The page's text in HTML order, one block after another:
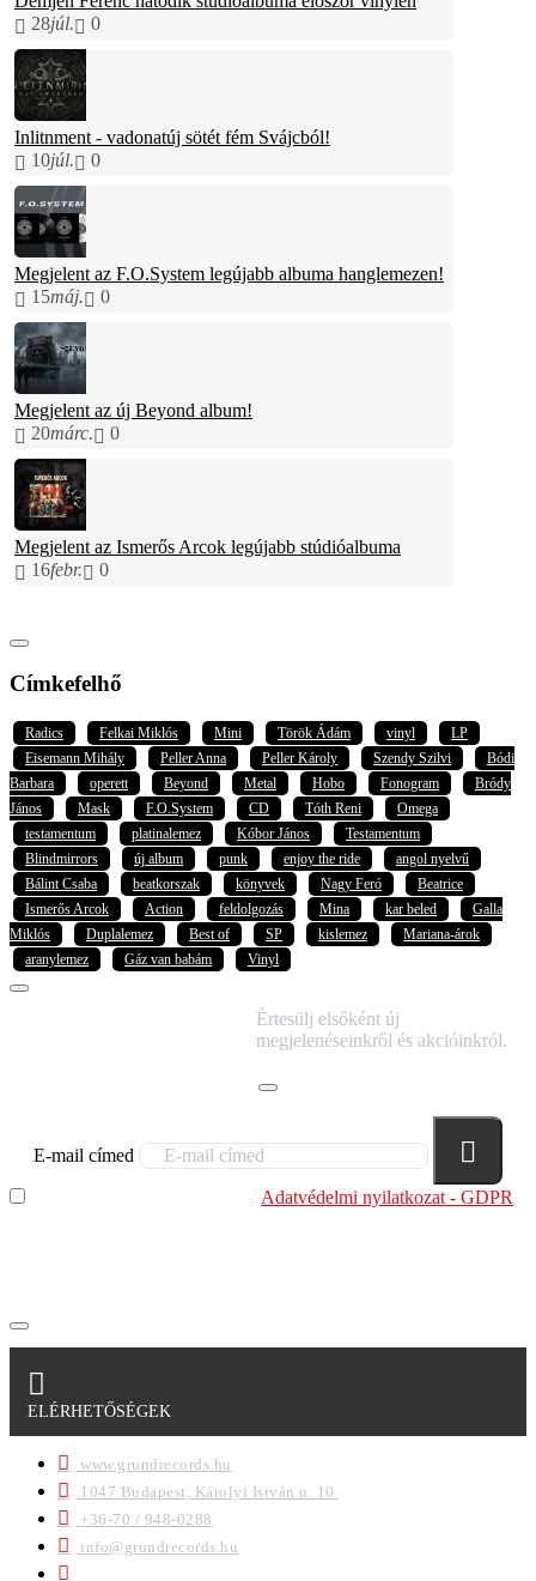
28júl. 0
Inlitnment - vadonatúj sötét fém Svájcból!
10júl. 0
Megjelent az F.O.System legújabb albuma hanglemezen!
15máj. 0
Megjelent az új Beyond album!
20márc. 0
Megjelent az Ismerős Arcok legújabb stúdióalbuma
16febr. 0
Címkefelhő
Radics Felkai Miklós Mini Török Ádám vinyl
LP
Eisemann Mihály
Peller Anna Peller Károly Szendy Szilvi
Bódi
Barbara
operett Beyond Metal Hobo Fonogram
Bródy
János
Mask F.O.System CD Tóth Reni
Omega
testamentum
platinalemez Kóbor János
Testamentum
Blindmirrors
új album punk enjoy the ride
angol nyelvű
Bálint Csaba
beatkorszak könyvek Nagy Feró
Beatrice
Ismerős Arcok
Action feldolgozás Mina kar beled
Galla
Miklós
Duplalemez Best of SP kislemez
Mariana-árok
aranylemez
Gáz van babám Vinyl
Értesülj elsőként új
megjelenéseinkről és akcióinkról.
E-mail címed
Adatvédelmi nyilatkozat - GDPR
ELÉRHETŐSÉGEK
www.grundrecords.hu
1047 Budapest, Károlyi István u. 10.
+36-70 / 948-0288
info@grundrecords.hu